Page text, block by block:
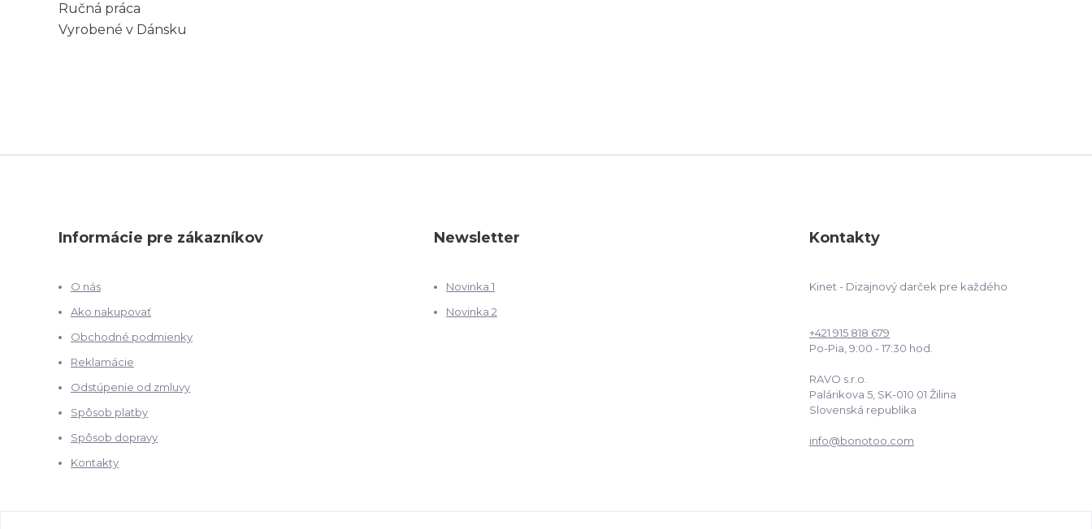
Ručná práca
Vyrobené v Dánsku
Informácie pre zákazníkov
O nás
Ako nakupovať
Obchodné podmienky
Reklamácie
Odstúpenie od zmluvy
Spôsob platby
Spôsob dopravy
Kontakty
Newsletter
Novinka 1
Novinka 2
Kontakty
Kinet - Dizajnový darček pre každého
+421 915 818 679
Po-Pia, 9:00 - 17:30 hod.
RAVO s.r.o.
Palárikova 5, SK-010 01 Žilina
Slovenská republika
info@bonotoo.com